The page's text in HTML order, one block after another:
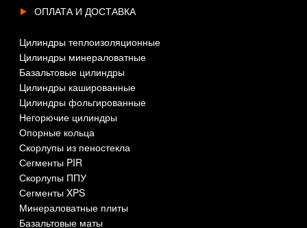
ОПЛАТА И ДОСТАВКА
Цилиндры теплоизоляционные
Цилиндры минераловатные
Базальтовые цилиндры
Цилиндры кашированные
Цилиндры фольгированные
Негорючие цилиндры
Опорные кольца
Скорлупы из пеностекла
Сегменты PIR
Скорлупы ППУ
Сегменты XPS
Минераловатные плиты
Базальтовые маты